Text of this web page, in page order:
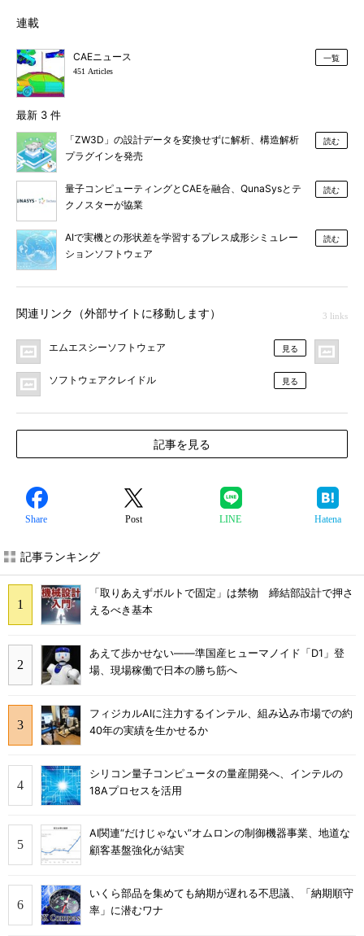
連載
CAEニュース
451 Articles
一覧
最新 3 件
「ZW3D」の設計データを変換せずに解析、構造解析
プラグインを発売
読む
量子コンピューティングとCAEを融合、QunaSysとテ
クノスターが協業
読む
AIで実機との形状差を学習するプレス成形シミュレー
ションソフトウェア
読む
関連リンク（外部サイトに移動します） 3 links
エムエスシーソフトウェア 見る
ソフトウェアクレイドル 見る
記事を見る
Share Post LINE Hatena
記事ランキング
「取りあえずボルトで固定」は禁物 締結部設計で押さ
えるべき基本
あえて歩かせない――準国産ヒューマノイド「D1」登
場、現場稼働で日本の勝ち筋へ
フィジカルAIに注力するインテル、組み込み市場での約
40年の実績を生かせるか
シリコン量子コンピュータの量産開発へ、インテルの
18Aプロセスを活用
AI関連“だけじゃない”オムロンの制御機器事業、地道な
顧客基盤強化が結実
いくら部品を集めても納期が遅れる不思議、「納期順守
率」に潜むワナ